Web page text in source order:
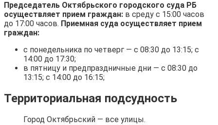
Председатель Октябрьского городского суда РБ
осуществляет прием граждан: в среду с 15:00 часов
до 17:00 часов. Приемная суда осуществляет прием
граждан:
с понедельника по четверг — с 08:30 до 13:15; с
14:00 до 17:30;
в пятницу и предпраздничные дни — с 08:30 до
13:15; с 14:00 до 16:15;
Территориальная подсудность
Город Октябрьский — все улицы.